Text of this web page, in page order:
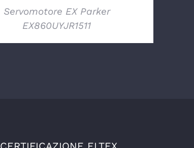
Servomotore EX Parker
EX860UYJR1511